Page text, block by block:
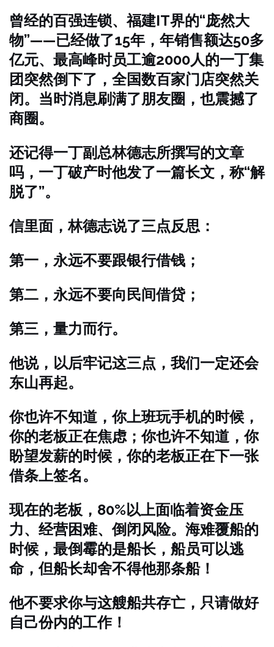
曾经的百强连锁、福建IT界的“庞然大
物”——已经做了15年，年销售额达50多
亿元、最高峰时员工逾2000人的一丁集
团突然倒下了，全国数百家门店突然关
闭。当时消息刷满了朋友圈，也震撼了
商圈。
还记得一丁副总林德志所撰写的文章
吗，一丁破产时他发了一篇长文，称“解
脱了”。
信里面，林德志说了三点反思：
第一，永远不要跟银行借钱；
第二，永远不要向民间借贷；
第三，量力而行。
他说，以后牢记这三点，我们一定还会
东山再起。
你也许不知道，你上班玩手机的时候，
你的老板正在焦虑；你也许不知道，你
盼望发薪的时候，你的老板正在下一张
借条上签名。
现在的老板，80%以上面临着资金压
力、经营困难、倒闭风险。海难覆船的
时候，最倒霉的是船长，船员可以逃
命，但船长却舍不得他那条船！
他不要求你与这艘船共存亡，只请做好
自己份内的工作！